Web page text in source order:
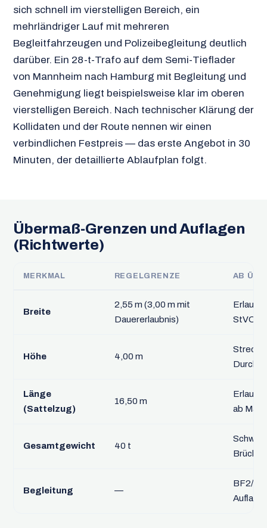
sich schnell im vierstelligen Bereich, ein
mehrländriger Lauf mit mehreren
Begleitfahrzeugen und Polizeibegleitung deutlich
darüber. Ein 28-t-Trafo auf dem Semi-Tieflader
von Mannheim nach Hamburg mit Begleitung und
Genehmigung liegt beispielsweise klar im oberen
vierstelligen Bereich. Nach technischer Klärung der
Kollidaten und der Route nennen wir einen
verbindlichen Festpreis — das erste Angebot in 30
Minuten, der detaillierte Ablaufplan folgt.
Übermaß-Grenzen und Auflagen
(Richtwerte)
MERKMAL REGELGRENZE AB
Breite
2,55 m (3,00 m mit
Dauererlaubnis)
StVO,
Höhe 4,00 m
Länge
(Sattelzug)
16,50 m
ab Maß
Gesamtgewicht 40 t
Begleitung —
BF2/
Auflage